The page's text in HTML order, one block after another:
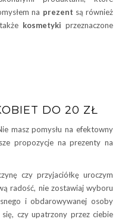
na prezent są również
kosmetyki przeznaczone
DO 20 ZŁ
masz pomysłu na efektowny
propozycje na prezenty na
czy przyjaciółkę uroczym
radość, nie zostawiaj wyboru
i obdarowywanej osoby
czy upatrzony przez ciebie